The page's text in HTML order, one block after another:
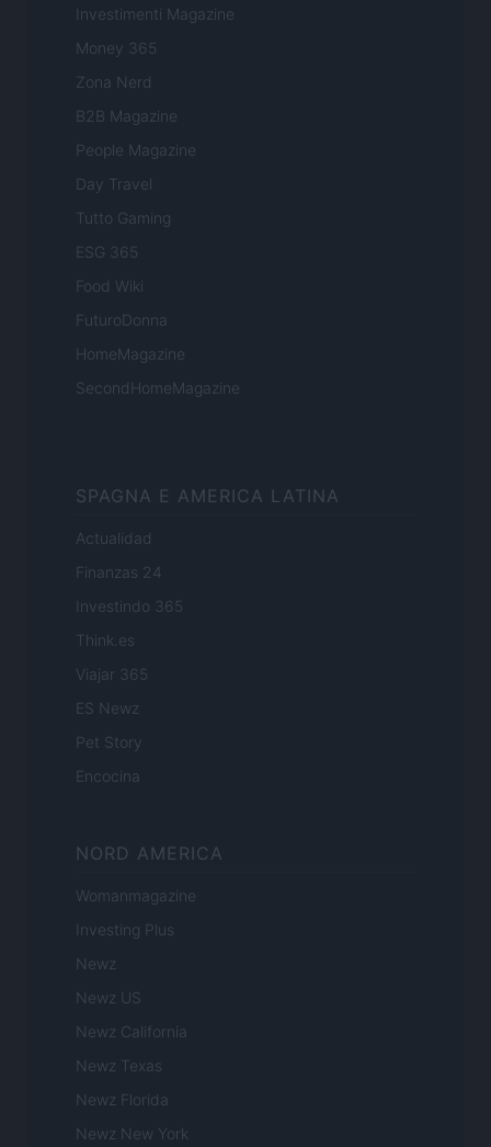
Investimenti Magazine
Money 365
Zona Nerd
B2B Magazine
People Magazine
Day Travel
Tutto Gaming
ESG 365
Food Wiki
FuturoDonna
HomeMagazine
SecondHomeMagazine
SPAGNA E AMERICA LATINA
Actualidad
Finanzas 24
Investindo 365
Think.es
Viajar 365
ES Newz
Pet Story
Encocina
NORD AMERICA
Womanmagazine
Investing Plus
Newz
Newz US
Newz California
Newz Texas
Newz Florida
Newz New York